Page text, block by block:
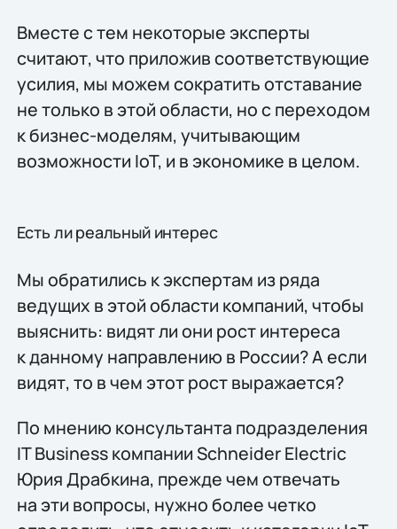
Вместе с тем некоторые эксперты
считают, что приложив соответствующие
усилия, мы можем сократить отставание
не только в этой области, но с переходом
к бизнес-моделям, учитывающим
возможности IoT, и в экономике в целом.
Есть ли реальный интерес
Мы обратились к экспертам из ряда
ведущих в этой области компаний, чтобы
выяснить: видят ли они рост интереса
к данному направлению в России? А если
видят, то в чем этот рост выражается?
По мнению консультанта подразделения
IT Business компании Schneider Electric
Юрия Драбкина, прежде чем отвечать
на эти вопросы, нужно более четко